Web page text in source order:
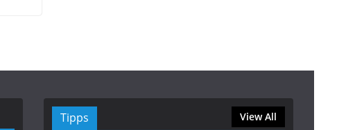
Tipps View All